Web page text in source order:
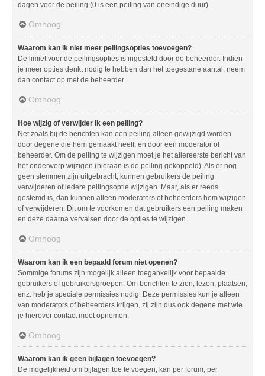
dagen voor de peiling (0 is een peiling van oneindige duur).
Omhoog
Waarom kan ik niet meer peilingsopties toevoegen?
De limiet voor de peilingsopties is ingesteld door de beheerder. Indien
je meer opties denkt nodig te hebben dan het toegestane aantal, neem
dan contact op met de beheerder.
Omhoog
Hoe wijzig of verwijder ik een peiling?
Net zoals bij de berichten kan een peiling alleen gewijzigd worden
door degene die hem gemaakt heeft, en door een moderator of
beheerder. Om de peiling te wijzigen moet je het allereerste bericht van
het onderwerp wijzigen (hieraan is de peiling gekoppeld). Als er nog
geen stemmen zijn uitgebracht, kunnen gebruikers de peiling
verwijderen of iedere peilingsoptie wijzigen. Maar, als er reeds
gestemd is, dan kunnen alleen moderators of beheerders hem wijzigen
of verwijderen. Dit om te voorkomen dat gebruikers een peiling maken
en deze daarna vervalsen door de opties te wijzigen.
Omhoog
Waarom kan ik een bepaald forum niet openen?
Sommige forums zijn mogelijk alleen toegankelijk voor bepaalde
gebruikers of gebruikersgroepen. Om berichten te zien, lezen, plaatsen,
enz. heb je speciale permissies nodig. Deze permissies kun je alleen
van moderators of beheerders krijgen, zij zijn dus ook degene met wie
je hierover contact moet opnemen.
Omhoog
Waarom kan ik geen bijlagen toevoegen?
De mogelijkheid om bijlagen toe te voegen, kan per forum, per